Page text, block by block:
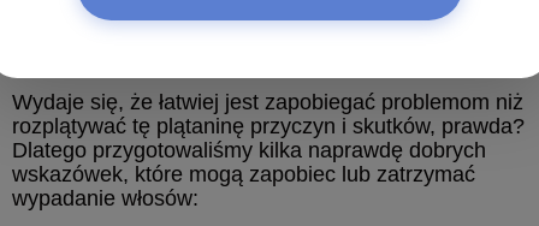
zawsze zakładaj czepek pod prysznicem.
Wydaje się, że łatwiej jest zapobiegać problemom niż
rozplątywać tę plątaninę przyczyn i skutków, prawda?
Dlatego przygotowaliśmy kilka naprawdę dobrych
wskazówek, które mogą zapobiec lub zatrzymać
wypadanie włosów: